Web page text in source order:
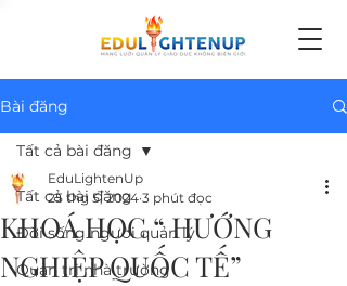
Bài đăng
Tất cả bài đăng
Đời sống người quản lý
Quản trị nhà trường
Tất cả bài đăng
KHOÁ HỌC “ HƯỚNG
NGHIỆP QUỐC TẾ”
EduLightenUp
25 thg 5, 2024 3 phút đọc